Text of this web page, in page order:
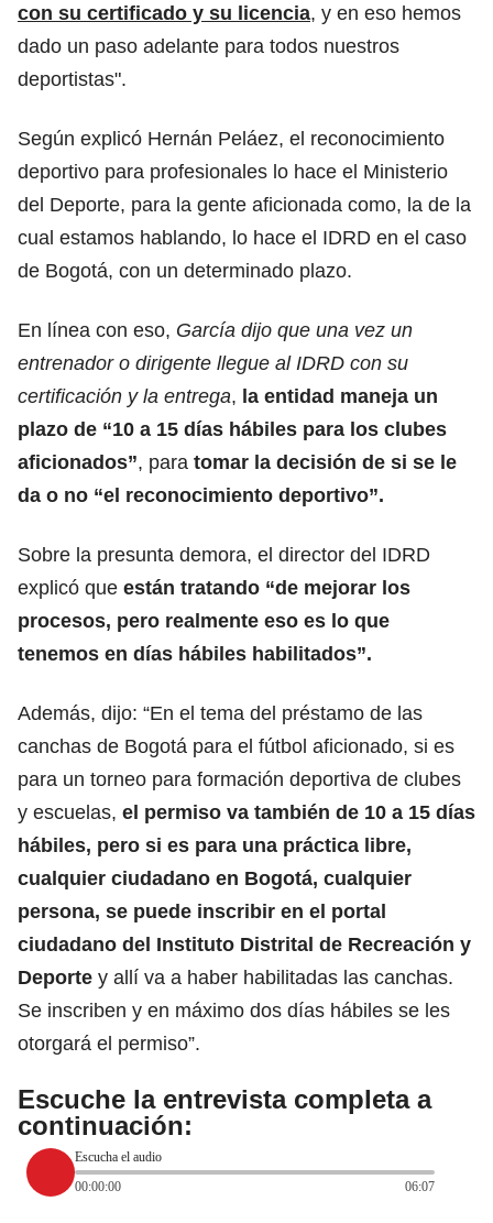
con su certificado y su licencia, y en eso hemos
dado un paso adelante para todos nuestros
deportistas".
Según explicó Hernán Peláez, el reconocimiento
deportivo para profesionales lo hace el Ministerio
del Deporte, para la gente aficionada como, la de la
cual estamos hablando, lo hace el IDRD en el caso
de Bogotá, con un determinado plazo.
En línea con eso, García dijo que una vez un
entrenador o dirigente llegue al IDRD con su
certificación y la entrega, la entidad maneja un
plazo de “10 a 15 días hábiles para los clubes
aficionados”, para tomar la decisión de si se le
da o no “el reconocimiento deportivo”.
Sobre la presunta demora, el director del IDRD
explicó que están tratando “de mejorar los
procesos, pero realmente eso es lo que
tenemos en días hábiles habilitados”.
Además, dijo: “En el tema del préstamo de las
canchas de Bogotá para el fútbol aficionado, si es
para un torneo para formación deportiva de clubes
y escuelas, el permiso va también de 10 a 15 días
hábiles, pero si es para una práctica libre,
cualquier ciudadano en Bogotá, cualquier
persona, se puede inscribir en el portal
ciudadano del Instituto Distrital de Recreación y
Deporte y allí va a haber habilitadas las canchas.
Se inscriben y en máximo dos días hábiles se les
otorgará el permiso”.
Escuche la entrevista completa a
continuación:
Escucha el audio
00:00:00
06:07